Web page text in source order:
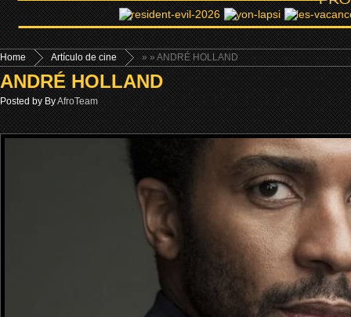
Home »
Artículo de cine » ANDRÉ HOLLAND
ANDRÉ HOLLAND
Posted by ByAfroTeam